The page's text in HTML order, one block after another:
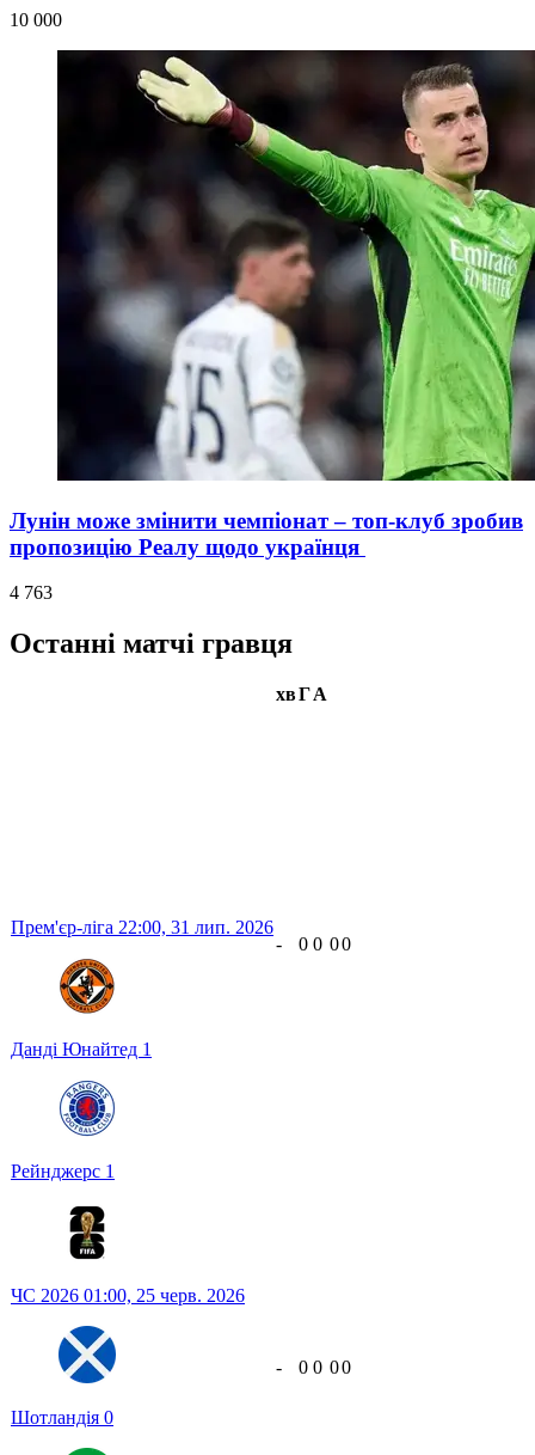
10 000
Лунін може змінити чемпіонат – топ-клуб зробив
пропозицію Реалу щодо українця
4 763
Останні матчі гравця
хвГА
Прем'єр-ліга 22:00, 31 лип. 2026
Данді Юнайтед 1
Рейнджерс 1
- 0 0 00
ЧС 2026 01:00, 25 черв. 2026
Шотландія 0
- 0 0 00